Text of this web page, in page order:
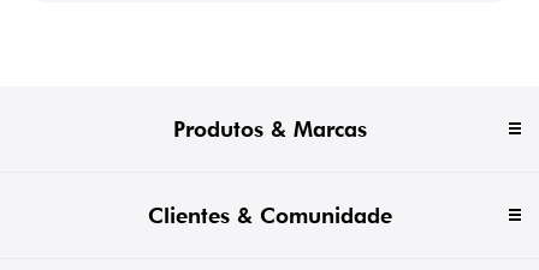
Produtos & Marcas
Clientes & Comunidade